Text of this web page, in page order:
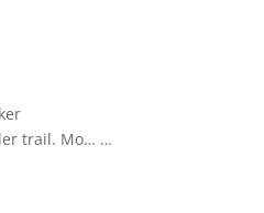
trail. Mo… …